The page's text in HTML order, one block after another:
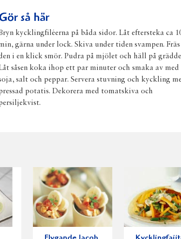
så här
kycklingfiléerna på båda sidor. Låt eftersteka ca
gärna under lock. Skiva under tiden svampen. Fräs
i en klick smör. Pudra på mjölet och häll på
såsen koka ihop ett par minuter och smaka av med
salt och peppar. Servera stuvning och kyckling
potatis. Dekorera med tomatskiva och